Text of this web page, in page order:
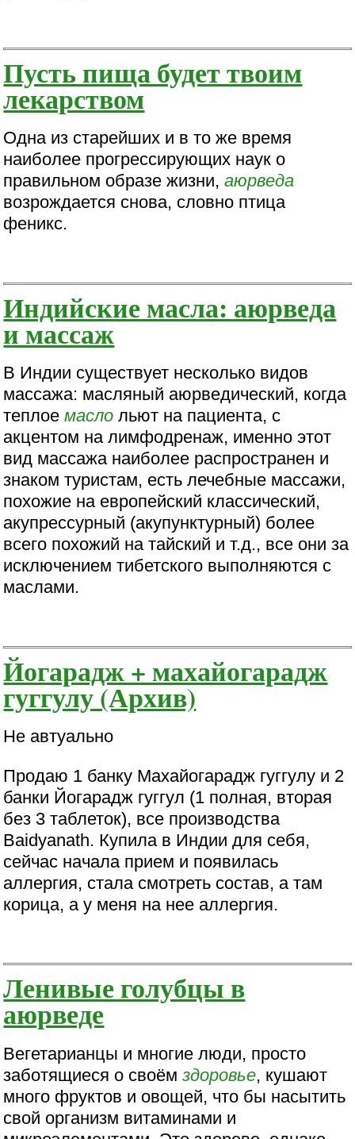
Пусть пища будет твоим
лекарством
Одна из старейших и в то же время
наиболее прогрессирующих наук о
правильном образе жизни,аюрведа
возрождается снова, словно птица
феникс.
Индийские масла: аюрведа
и массаж
В Индии существует несколько видов
массажа: масляный аюрведический, когда
теплоемасло льют на пациента, с
акцентом на лимфодренаж, именно этот
вид массажа наиболее распространен и
знаком туристам, есть лечебные массажи,
похожие на европейский классический,
акупрессурный (акупунктурный) более
всего похожий на тайский и т.д., все они за
исключением тибетского выполняются с
маслами.
Йогарадж + махайогарадж
гуггулу (Архив)
Не автуально
Продаю 1 банку Махайогарадж гуггулу и 2
банки Йогарадж гуггул (1 полная, вторая
без 3 таблеток), все производства
Baidyanath. Купила в Индии для себя,
сейчас начала прием и появилась
аллергия, стала смотреть состав, а там
корица, а у меня на нее аллергия.
Ленивые голубцы в
аюрведе
Вегетарианцы и многие люди, просто
заботящиеся о своёмздоровье, кушают
много фруктов и овощей, что бы насытить
свой организм витаминами и